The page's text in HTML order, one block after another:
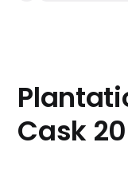
Cask